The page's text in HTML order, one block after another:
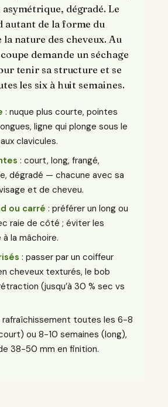
dégradé. Le
autant de la forme du
la nature des cheveux. Au
demande un séchage
tenir sa structure et se
les six à huit semaines.
: nuque plus courte, pointes
ligne qui plonge sous le
clavicules.
: court, long, frangé,
dégradé — chacune avec sa
et de cheveu.
ou carré : préférer un long ou
raie de côté ; éviter les
la mâchoire.
: passer par un coiffeur
cheveux texturés, le bob
(jusqu’à 30 % sec vs
rafraîchissement toutes les 6-8
ou 8-10 semaines (long),
38-50 mm en finition.